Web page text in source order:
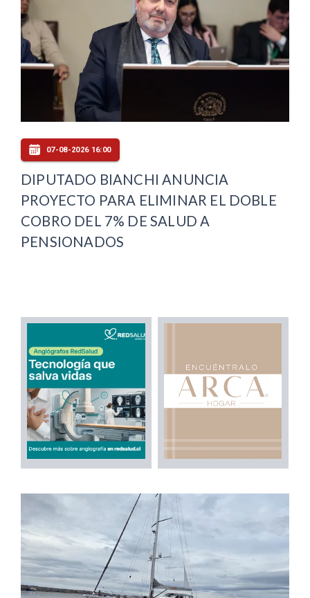
07-08-2026 16:00
DIPUTADO BIANCHI ANUNCIA
PROYECTO PARA ELIMINAR EL DOBLE
COBRO DEL 7% DE SALUD A
PENSIONADOS